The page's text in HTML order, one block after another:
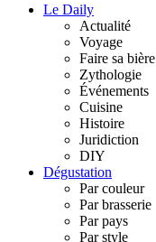
Le Daily
Actualité
Voyage
Faire sa bière
Zythologie
Événements
Cuisine
Histoire
Juridiction
DIY
Dégustation
Par couleur
Par brasserie
Par pays
Par style